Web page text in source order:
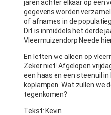
jaren achter elkaar op een
gegevens worden
of afnames in de
Dit is inmiddels het derde
Vleermuizendorp Neede
En letten we alleen op
Zeker niet! Afgelopen
een haas en een steenuil
koplampen. Wat zullen we
tegenkomen?
Tekst: Kevin